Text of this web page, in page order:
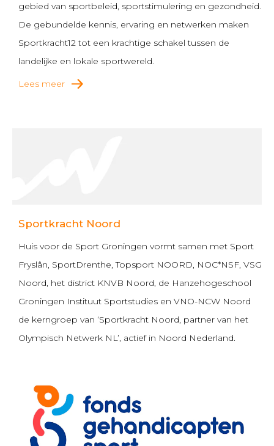
gebied van sportbeleid, sportstimulering en gezondheid.
De gebundelde kennis, ervaring en netwerken maken
Sportkracht12 tot een krachtige schakel tussen de
landelijke en lokale sportwereld.
Lees meer
Sportkracht Noord
Huis voor de Sport Groningen vormt samen met Sport
Fryslân, SportDrenthe, Topsport NOORD, NOC*NSF, VSG
Noord, het district KNVB Noord, de Hanzehogeschool
Groningen Instituut Sportstudies en VNO-NCW Noord
de kerngroep van ‘Sportkracht Noord, partner van het
Olympisch Netwerk NL’, actief in Noord Nederland.